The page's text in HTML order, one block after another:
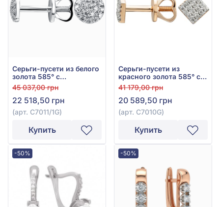
Серьги-пусети из белого
золота 585° с
бриллиантом 0,12ct, арт.
С7011/1G
45 037,00 грн
22 518,50 грн
(арт. С7011/1G)
Купить
Серьги-пусети из
красного золота 585° с
бриллиантом 0,09ct, арт.
С7010G
41 179,00 грн
20 589,50 грн
(арт. С7010G)
Купить
-50% -50%